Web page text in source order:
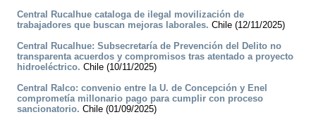
Central Rucalhue cataloga de ilegal movilización de
trabajadores que buscan mejoras laborales. Chile (12/11/2025)
Central Rucalhue: Subsecretaría de Prevención del Delito no
transparenta acuerdos y compromisos tras atentado a proyecto
hidroeléctrico. Chile (10/11/2025)
Central Ralco: convenio entre la U. de Concepción y Enel
comprometía millonario pago para cumplir con proceso
sancionatorio. Chile (01/09/2025)